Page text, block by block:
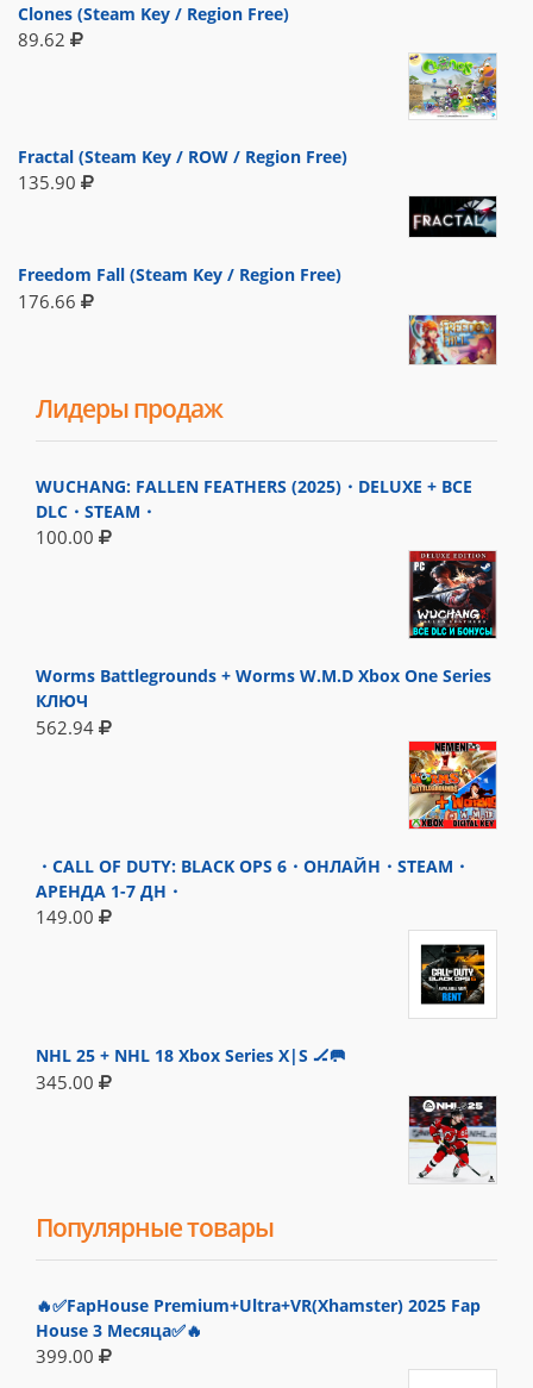
Clones (Steam Key / Region Free)
89.62
Fractal (Steam Key / ROW / Region Free)
135.90
Freedom Fall (Steam Key / Region Free)
176.66
Лидеры продаж
WUCHANG: FALLEN FEATHERS (2025)・DELUXE + ВСЕ
DLC・STEAM・
100.00
Worms Battlegrounds + Worms W.M.D Xbox One Series
КЛЮЧ
562.94
・CALL OF DUTY: BLACK OPS 6・ОНЛАЙН・STEAM・
АРЕНДА 1-7 ДН・
149.00
NHL 25 + NHL 18 Xbox Series X|S 🏒🥅
345.00
Популярные товары
🔥✅FapHouse Premium+Ultra+VR(Xhamster) 2025 Fap
House 3 Месяца✅🔥
399.00